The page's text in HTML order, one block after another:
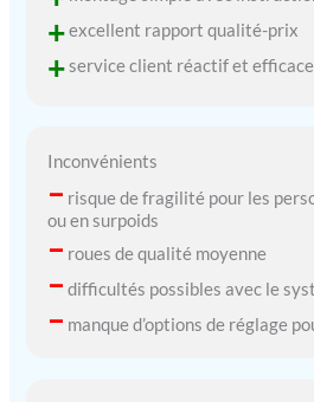
+excellent rapport qualité-prix
+service client réactif et efficace
Inconvénients
– risque de fragilité pour les
ou en surpoids
– roues de qualité moyenne
– difficultés possibles avec le
– manque d’options de réglage